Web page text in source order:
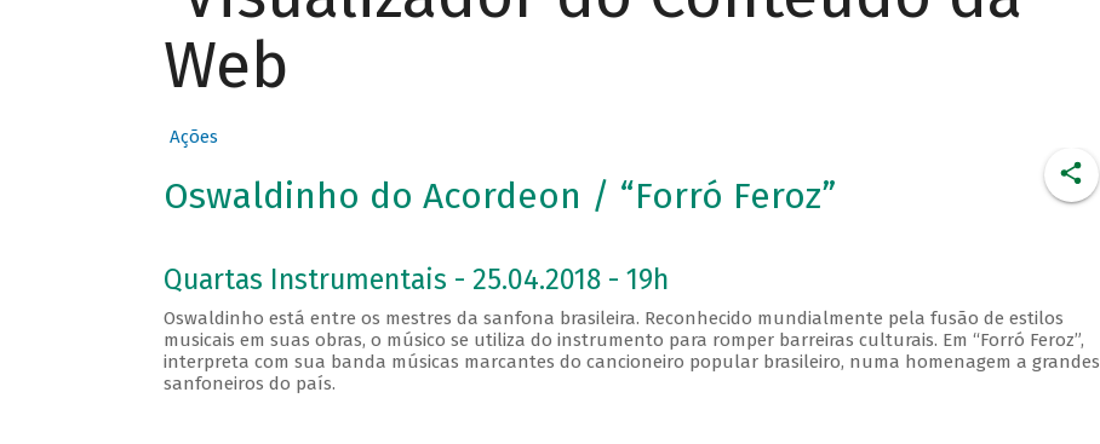
Web
Ações
Oswaldinho do Acordeon / “Forró Feroz”
Quartas Instrumentais - 25.04.2018 - 19h
Oswaldinho está entre os mestres da sanfona brasileira. Reconhecido mundialmente pela fusão de estilos
musicais em suas obras, o músico se utiliza do instrumento para romper barreiras culturais. Em “Forró Feroz”,
interpreta com sua banda músicas marcantes do cancioneiro popular brasileiro, numa homenagem a grandes
sanfoneiros do país.